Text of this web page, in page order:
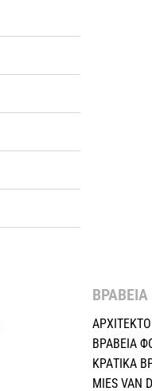
ΒΡΑΒΕΙΑ
ΒΡΑΒΕΙΑ
ΚΡΑΤΙΚΑ
MIES VAN